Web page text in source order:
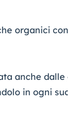
organici
anche
in ogni